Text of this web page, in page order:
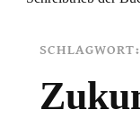
SCHLAGWORT: